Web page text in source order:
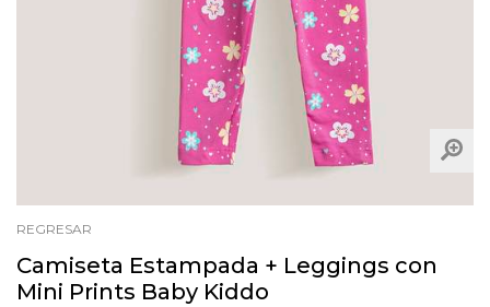
REGRESAR
Camiseta Estampada + Leggings con
Mini Prints Baby Kiddo